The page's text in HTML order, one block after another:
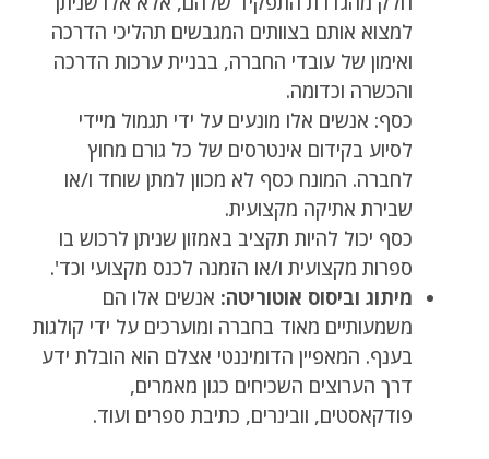
למצוא אותם בצוותים המגבשים תהליכי הדרכה
ואימון של עובדי החברה, בבניית ערכות הדרכה
והכשרה וכדומה.
כסף: אנשים אלו מונעים על ידי תגמול מיידי
לסיוע בקידום אינטרסים של כל גורם מחוץ
לחברה. המונח כסף לא מכוון למתן שוחד ו/או
שבירת אתיקה מקצועית.
כסף יכול להיות תקציב באמזון שניתן לרכוש בו
ספרות מקצועית ו/או הזמנה לכנס מקצועי וכד'.
מיתוג וביסוס אוטוריטה: אנשים אלו הם
משמעותיים מאוד בחברה ומוערכים על ידי קולגות
בענף. המאפיין הדומיננטי אצלם הוא הובלת ידע
דרך הערוצים השכיחים כגון מאמרים,
פודקאסטים, וובינרים, כתיבת ספרים ועוד.